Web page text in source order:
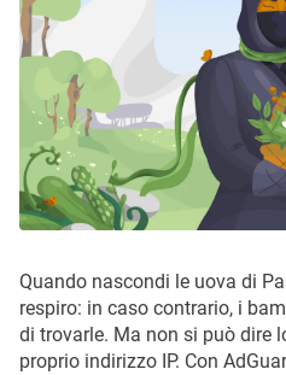
Quando nascondi le uova di
respiro: in caso contrario, i
di trovarle. Ma non si può dire
proprio indirizzo IP. Con